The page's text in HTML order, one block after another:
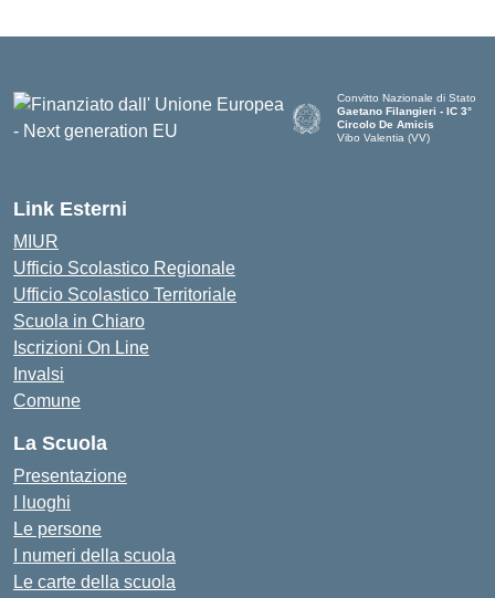
Convitto Nazionale di Stato
Gaetano Filangieri - IC 3°
Circolo De Amicis
Vibo Valentia (VV)
Link Esterni
MIUR
Ufficio Scolastico Regionale
Ufficio Scolastico Territoriale
Scuola in Chiaro
Iscrizioni On Line
Invalsi
Comune
La Scuola
Presentazione
I luoghi
Le persone
I numeri della scuola
Le carte della scuola